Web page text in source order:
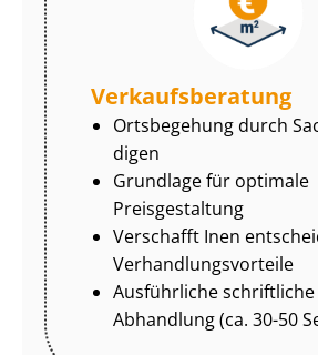
Ver­kaufs­be­ra­tung
Ortsbegehung durch
di­gen
Grundlage für optimale
Preisgestaltung
Verschafft Inen
Ver­hand­lungs­vor­tei­le
Ausführliche schriftliche
Abhandlung (ca. 30-50